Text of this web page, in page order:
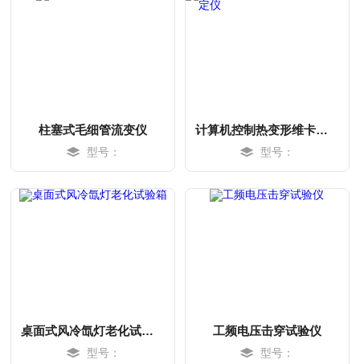
柱塞式毛细管流变仪
型号：
计算机控制热变形维卡温度测定仪
型号：
桌面式风冷氙灯老化试验箱
型号：
工频电压击穿试验仪
型号：